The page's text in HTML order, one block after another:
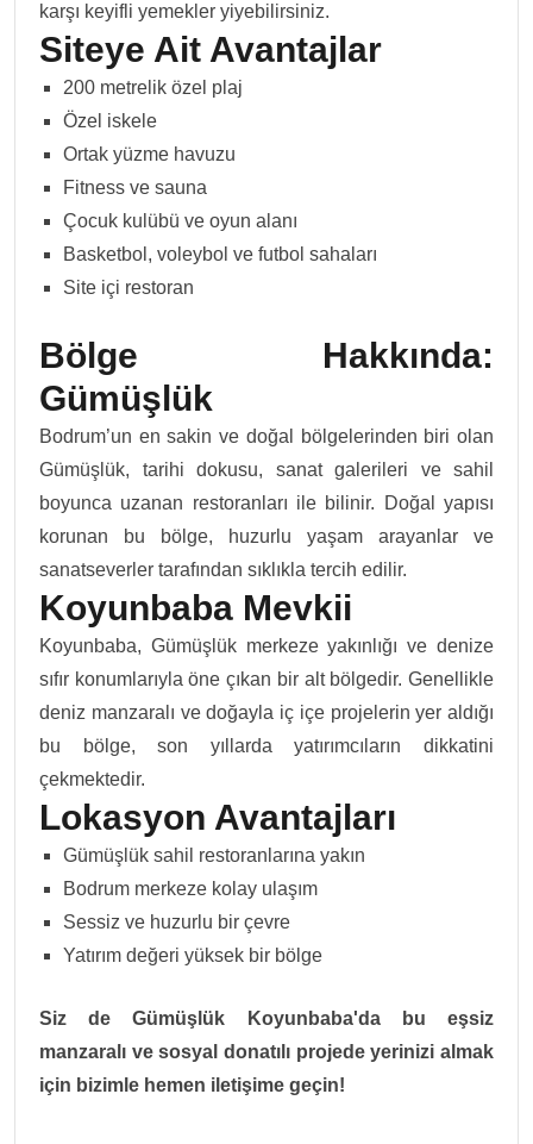
karşı keyifli yemekler yiyebilirsiniz.
Siteye Ait Avantajlar
200 metrelik özel plaj
Özel iskele
Ortak yüzme havuzu
Fitness ve sauna
Çocuk kulübü ve oyun alanı
Basketbol, voleybol ve futbol sahaları
Site içi restoran
Bölge Hakkında:
Gümüşlük
Bodrum’un en sakin ve doğal bölgelerinden biri olan
Gümüşlük, tarihi dokusu, sanat galerileri ve sahil
boyunca uzanan restoranları ile bilinir. Doğal yapısı
korunan bu bölge, huzurlu yaşam arayanlar ve
sanatseverler tarafından sıklıkla tercih edilir.
Koyunbaba Mevkii
Koyunbaba, Gümüşlük merkeze yakınlığı ve denize
sıfır konumlarıyla öne çıkan bir alt bölgedir. Genellikle
deniz manzaralı ve doğayla iç içe projelerin yer aldığı
bu bölge, son yıllarda yatırımcıların dikkatini
çekmektedir.
Lokasyon Avantajları
Gümüşlük sahil restoranlarına yakın
Bodrum merkeze kolay ulaşım
Sessiz ve huzurlu bir çevre
Yatırım değeri yüksek bir bölge
Siz de Gümüşlük Koyunbaba'da bu eşsiz
manzaralı ve sosyal donatılı projede yerinizi almak
için bizimle hemen iletişime geçin!